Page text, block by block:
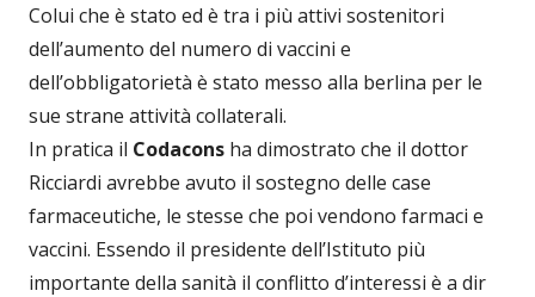
Colui che è stato ed è tra i più attivi sostenitori
dell’aumento del numero di vaccini e
dell’obbligatorietà è stato messo alla berlina per le
sue strane attività collaterali.
In pratica il Codacons ha dimostrato che il dottor
Ricciardi avrebbe avuto il sostegno delle case
farmaceutiche, le stesse che poi vendono farmaci e
vaccini. Essendo il presidente dell’Istituto più
importante della sanità il conflitto d’interessi è a dir